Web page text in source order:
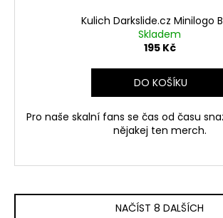
Kulich Darkslide.cz Minilogo
Skladem
195 Kč
DO KOŠÍKU
Pro naše skalní fans se čas od času
nějakej ten merch.
NAČÍST 8 DALŠÍCH